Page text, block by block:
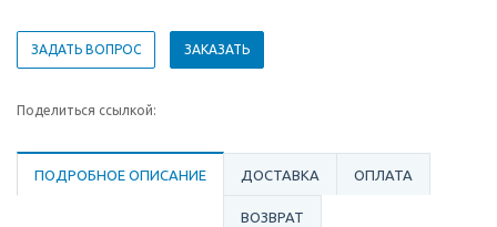
ЗАДАТЬ ВОПРОС ЗАКАЗАТЬ
Поделиться ссылкой:
ПОДРОБНОЕ ОПИСАНИЕ ДОСТАВКА ОПЛАТА
ВОЗВРАТ